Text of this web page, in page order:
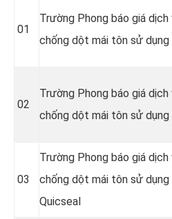
01
Trường Phong báo giá
chống dột mái tôn sử dụng
02
Trường Phong báo giá
chống dột mái tôn sử dụng
03
Trường Phong báo giá
chống dột mái tôn sử dụng
Quicseal